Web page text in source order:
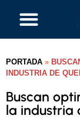
PORTADA »
INDUSTRIA DE
Buscan
la industria